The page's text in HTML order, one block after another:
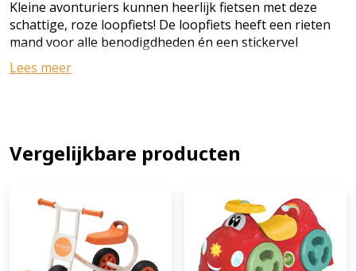
Kleine avonturiers kunnen heerlijk fietsen met deze
schattige, roze loopfiets! De loopfiets heeft een rieten
mand voor alle benodigdheden én een stickervel
waarmee ze de fiets kunnen versieren.Loopfietsen
geven kinderen de kans om hun evenwicht en
ruimtelijk inzicht, grove motoriek en vertrouwen in hun
rijvaardigheden! Kenmerken·Roze loopfiets·60 x 90 x 44
0691621850510)
Lees meer
Vergelijkbare producten